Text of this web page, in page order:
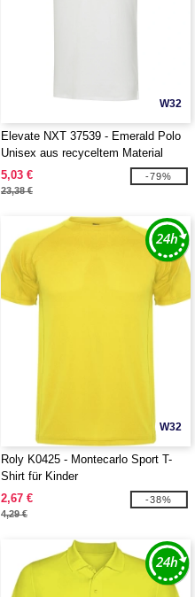
W32
Elevate NXT 37539 - Emerald Polo
Unisex aus recyceltem Material
5,03 €
23,38 €
-79%
W32
Roly K0425 - Montecarlo Sport T-
Shirt für Kinder
2,67 €
4,29 €
-38%